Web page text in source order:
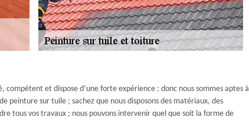
et dispose d’une forte expérience ; donc nous sommes aptes à
peinture sur tuile ; sachez que nous disposons des matériaux, des
tous vos travaux ; nous pouvons intervenir quel que soit la forme de